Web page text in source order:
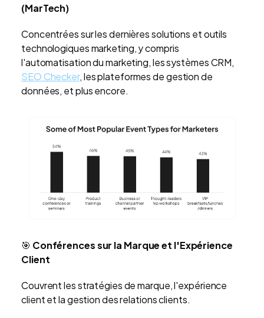
(MarTech)
Concentrées sur les dernières solutions et outils
technologiques marketing, y compris
l'automatisation du marketing, les systèmes CRM,
SEO Checker, les plateformes de gestion de
données, et plus encore.
🎯 Conférences sur la Marque et l'Expérience
Client
Couvrent les stratégies de marque, l'expérience
client et la gestion des relations clients.